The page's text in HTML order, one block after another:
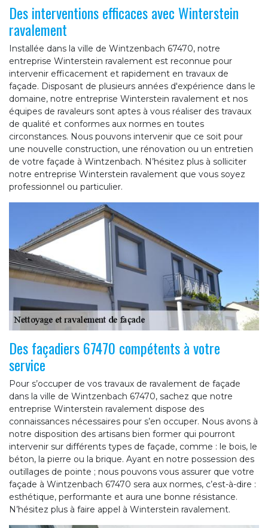
Des interventions efficaces avec Winterstein
ravalement
Installée dans la ville de Wintzenbach 67470, notre
entreprise Winterstein ravalement est reconnue pour
intervenir efficacement et rapidement en travaux de
façade. Disposant de plusieurs années d'expérience dans le
domaine, notre entreprise Winterstein ravalement et nos
équipes de ravaleurs sont aptes à vous réaliser des travaux
de qualité et conformes aux normes en toutes
circonstances. Nous pouvons intervenir que ce soit pour
une nouvelle construction, une rénovation ou un entretien
de votre façade à Wintzenbach. N’hésitez plus à solliciter
notre entreprise Winterstein ravalement que vous soyez
professionnel ou particulier.
Des façadiers 67470 compétents à votre
service
Pour s’occuper de vos travaux de ravalement de façade
dans la ville de Wintzenbach 67470, sachez que notre
entreprise Winterstein ravalement dispose des
connaissances nécessaires pour s’en occuper. Nous avons à
notre disposition des artisans bien former qui pourront
intervenir sur différents types de façade, comme : le bois, le
béton, la pierre ou la brique. Ayant en notre possession des
outillages de pointe ; nous pouvons vous assurer que votre
façade à Wintzenbach 67470 sera aux normes, c’est-à-dire :
esthétique, performante et aura une bonne résistance.
N’hésitez plus à faire appel à Winterstein ravalement.